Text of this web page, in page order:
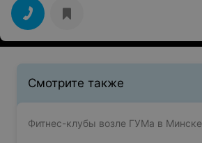
Смотрите также
Фитнес-клубы возле ГУМа в Минске